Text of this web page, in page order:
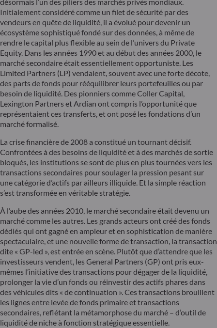
désormais l’un des piliers des marchés privés mondiaux.
Initialement considéré comme un filet de sécurité par des
vendeurs en quête de liquidité, il a évolué pour devenir un
écosystème sophistiqué fondé sur des données, à même de
rendre le capital plus flexible au sein de l’univers du Private
Equity. Dans les années 1990 et au début des années 2000, le
marché secondaire était essentiellement opportuniste. Les
Limited Partners (LP) vendaient, souvent avec une forte décote,
des parts de fonds pour rééquilibrer leurs portefeuilles ou par
besoin de liquidité. Des pionniers comme Coller Capital,
Lexington Partners et Ardian ont compris l’opportunité que
représentaient ces transferts, et ont posé les fondations d’un
marché formalisé.
La crise financière de 2008 a constitué un tournant décisif.
Confrontées à des besoins de liquidité et à des marchés de sortie
bloqués, les institutions se sont de plus en plus tournées vers les
transactions secondaires pour soulager la pression pesant sur
une catégorie d’actifs par ailleurs illiquide. Et la simple réaction
s’est transformée en véritable stratégie.
À l’aube des années 2010, le marché secondaire était devenu un
marché comme les autres. Les grands acteurs ont créé des fonds
dédiés qui ont gagné en ampleur et en sophistication de manière
spectaculaire, et une nouvelle forme de transaction, la transaction
dite « GP-led », est entrée en scène. Plutôt que d’attendre que les
investisseurs vendent, les General Partners (GP) ont pris eux-
mêmes l’initiative des transactions pour dégager de la liquidité,
prolonger la vie d’un fonds ou réinvestir des actifs phares dans
des véhicules dits « de continuation ». Ces transactions brouillent
les lignes entre levée de fonds primaire et transactions
secondaires, reflétant la métamorphose du marché – d’outil de
liquidité de niche à fonction stratégique essentielle.